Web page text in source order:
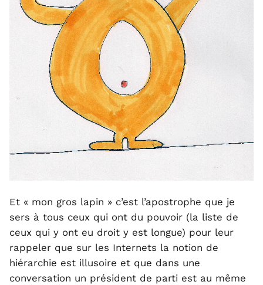
Et « mon gros lapin » c’est l’apostrophe que je
sers à tous ceux qui ont du pouvoir (la liste de
ceux qui y ont eu droit y est longue) pour leur
rappeler que sur les Internets la notion de
hiérarchie est illusoire et que dans une
conversation un président de parti est au même